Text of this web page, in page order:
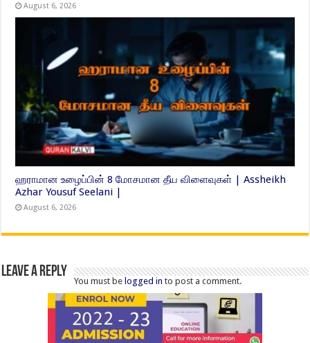
August 6, 2026
ஹராமான உழைப்பின் 8 மோசமான தீய விளைவுகள் | Assheikh
Azhar Yousuf Seelani |
August 6, 2026
Leave a Reply
You must belogged in to post a comment.